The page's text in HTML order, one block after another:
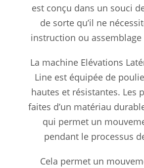
est conçu dans un souci
de sorte qu’il ne
instruction ou
La machine Elévations
Line est équipée de
hautes et résistantes. Les
faites d’un matériau
qui permet un
pendant le processus
Cela permet un